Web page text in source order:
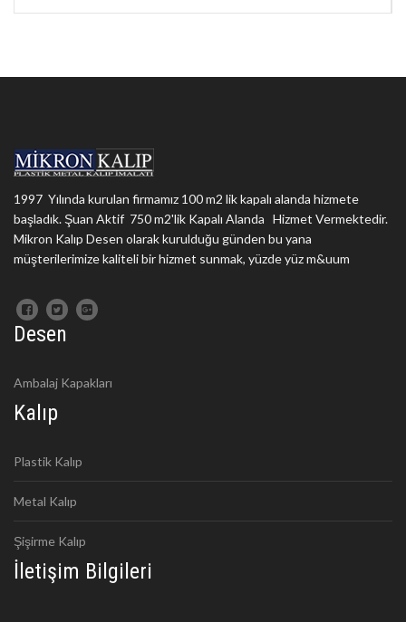
1997 Yılında kurulan firmamız 100 m2 lik kapalı alanda hizmete
başladık. Şuan Aktif 750 m2'lik Kapalı Alanda Hizmet Vermektedir.
Mikron Kalıp Desen olarak kurulduğu günden bu yana
müşterilerimize kaliteli bir hizmet sunmak, yüzde yüz m&uum
Desen
Ambalaj Kapakları
Kalıp
Plastik Kalıp
Metal Kalıp
Şişirme Kalıp
İletişim Bilgileri